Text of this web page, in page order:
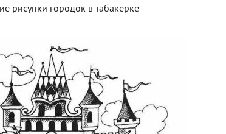
рисунки городок в табакерке